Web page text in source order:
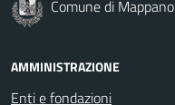
Comune di Mappano
AMMINISTRAZIONE
Enti e fondazioni